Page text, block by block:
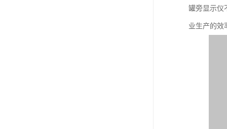
罐旁显示仪
业生产的效